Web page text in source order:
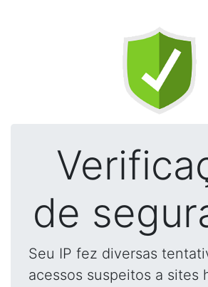
de
Seu IP fez diversas
acessos suspeitos a sites